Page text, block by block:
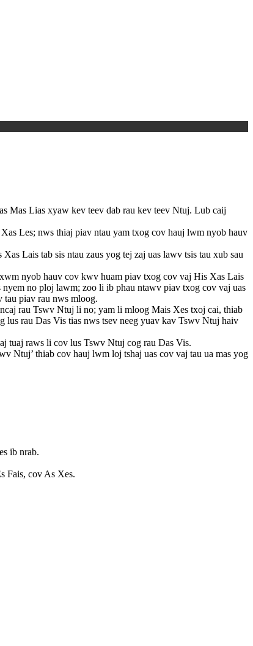
Mas Lias xyaw kev teev dab rau kev teev Ntuj. Lub caij
Les; nws thiaj piav ntau yam txog cov hauj lwm nyob hauv
Lais tab sis ntau zaus yog tej zaj uas lawv tsis tau xub sau
nyob hauv cov kwv huam piav txog cov vaj His Xas Lais
no ploj lawm; zoo li ib phau ntawv piav txog cov vaj uas
tau piav rau nws mloog.
rau Tswv Ntuj li no; yam li mloog Mais Xes txoj cai, thiab
rau Das Vis tias nws tsev neeg yuav kav Tswv Ntuj haiv
tuaj raws li cov lus Tswv Ntuj cog rau Das Vis.
Ntuj’ thiab cov hauj lwm loj tshaj uas cov vaj tau ua mas yog
ib nrab.
Fais, cov As Xes.